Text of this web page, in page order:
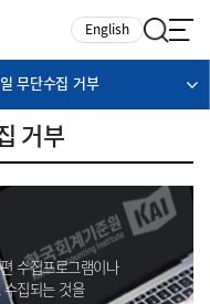
English
무단수집 거부
거부
수집프로그램이나
집되는 것을